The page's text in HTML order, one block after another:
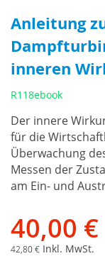
Anleitung
inneren
R118ebook
Der innere
für die
Überwachung
Messen der
am Ein- und
40,00 €
42,80 € Inkl. MwSt.